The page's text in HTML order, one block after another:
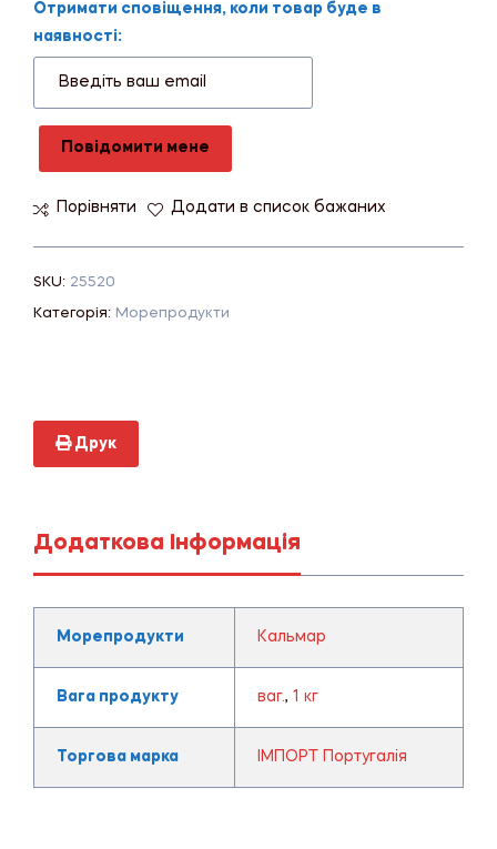
Отримати сповіщення, коли товар буде в
наявності:
Повідомити мене
Порівняти Додати в список бажаних
SKU: 25520
Категорія: Морепродукти
Друк
Додаткова Інформація
Морепродукти Кальмар
Вага продукту ваг., 1 кг
Торгова марка ІМПОРТ Португалія